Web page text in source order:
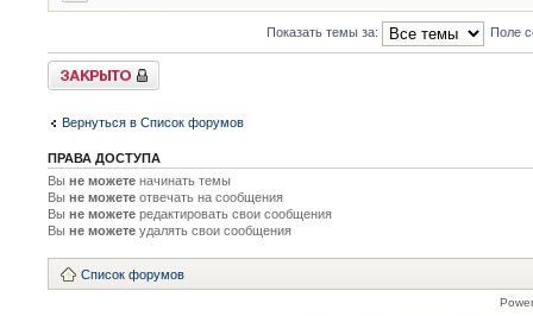
Показать темы за: Поле
Форум закрыт
Вернуться в Список форумов
ПРАВА ДОСТУПА
Вы не можете начинать темы
Вы не можете отвечать на сообщения
Вы не можете редактировать свои сообщения
Вы не можете удалять свои сообщения
Список форумов